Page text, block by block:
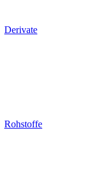
Derivate
Rohstoffe